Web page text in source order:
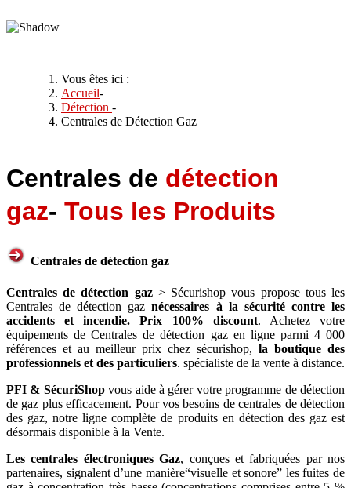
Vous êtes ici :
Accueil-
Détection -
Centrales de Détection Gaz
Centrales de détection
gaz- Tous les Produits
Centrales de détection gaz
Centrales de détection gaz > Sécurishop vous propose tous les
Centrales de détection gaznécessaires à la sécurité contre les
accidents et incendie. Prix 100% discount. Achetez votre
équipements de Centrales de détection gaz en ligne parmi 4 000
références et au meilleur prix chez sécurishop, la boutique des
professionnels et des particuliers. spécialiste de la vente à distance.
PFI & SécuriShopvous aide à gérer votre programme de détection
de gaz plus efficacement. Pour vos besoins de centrales de détection
des gaz, notre ligne complète de produits en détection des gaz est
désormais disponible à la Vente.
Les centrales électroniques Gaz, conçues et fabriquées par nos
partenaires, signalent d’une manière“visuelle et sonore” les fuites de